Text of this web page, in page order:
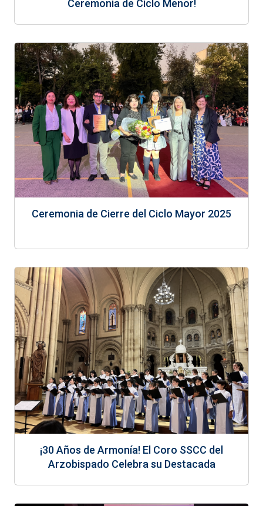
Ceremonia de Ciclo Menor!
Ceremonia de Cierre del Ciclo Mayor 2025
¡30 Años de Armonía! El Coro SSCC del
Arzobispado Celebra su Destacada